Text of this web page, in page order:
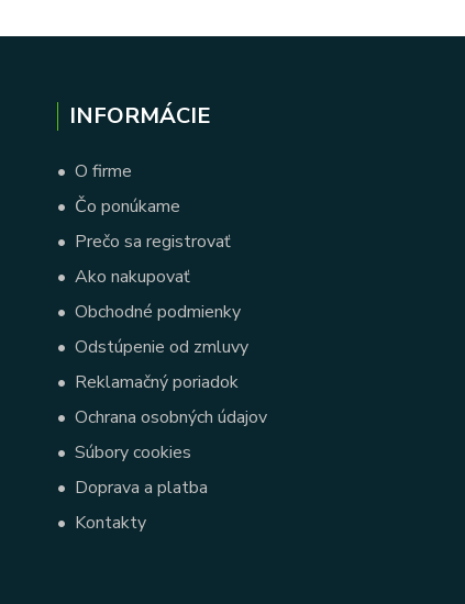
INFORMÁCIE
• O firme
• Čo ponúkame
• Prečo sa registrovať
• Ako nakupovať
• Obchodné podmienky
• Odstúpenie od zmluvy
• Reklamačný poriadok
• Ochrana osobných údajov
• Súbory cookies
• Doprava a platba
• Kontakty